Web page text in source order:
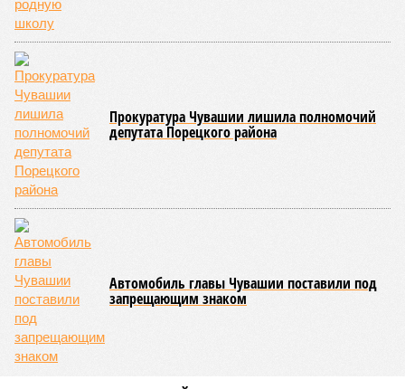
этом неразрывную связь с многовековыми народными
традициями.
В настоящее время керешу демонстрирует рост
популярности. В 2024 году в столице республики, городе
Чебоксары, на базе спортивной школы № 11 состоялось
торжественное открытие Республиканского центра
единоборств «Керешу». площадка имеет все необходимые
условия для полноценной подготовки спортсменов
высокого класса.
В том же году был проведён первый официальный
чемпионат по керешу, участие в котором приняли
сильнейшие борцы со всех районов Чувашии; турнир
наглядно продемонстрировал динамичный и зрелищный
характер этого вида спорта.
Керешу включён в перечень приоритетных спортивных
дисциплин на территории Чувашской Республики. Кроме
того, данное единоборство уже имеет опыт выхода на
международную арену: оно входило в программу I и II